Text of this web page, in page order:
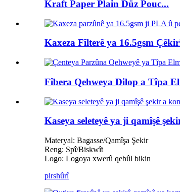
Kraft Paper Plain Düz Pouc...
Kaxeza Fîlterê ya 16.5gsm
Fîbera Qehweya Dilop a Tîpa
Kaseya seleteyê ya ji qamîşê
Materyal: Bagasse/Qamîşa Şekir
Reng: Spî/Biskwît
Logo: Logoya xwerû qebûl bikin
pirshûrî